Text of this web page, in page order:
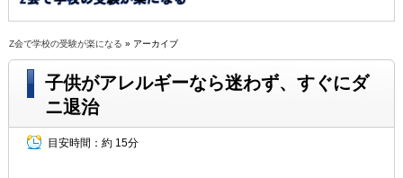
Z会で学校の受験が楽になる » アーカイブ
子供がアレルギーなら迷わず、すぐにダ
ニ退治
目安時間： 約 15分